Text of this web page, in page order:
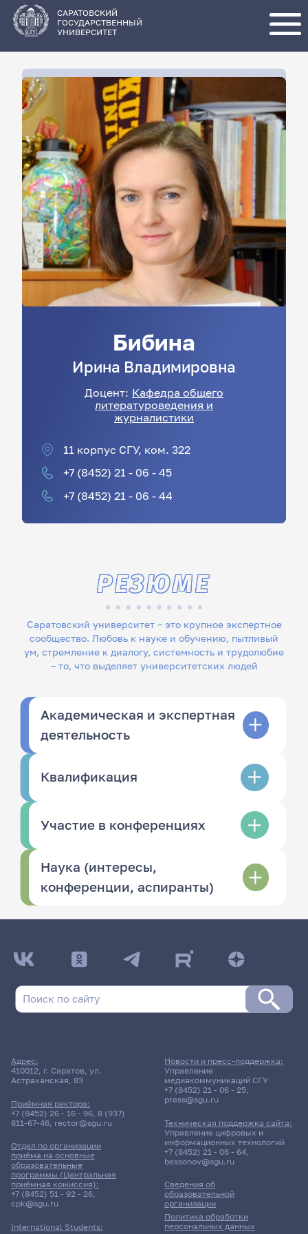
основному
содержанию
САРАТОВСКИЙ
ГОСУДАРСТВЕННЫЙ
УНИВЕРСИТЕТ
Бибина
Ирина Владимировна
Доцент: Кафедра общего
литературоведения и
журналистики
11 корпус СГУ, ком. 322
+7 (8452) 21 - 06 - 45
+7 (8452) 21 - 06 - 44
Саратовский университет – это крупное экспертное
сообщество. Любовь к науке и обучению, пытливый
ум, стремление к диалогу, системность и трудолюбие
– то, что выделяет университетских людей
РЕЗЮМЕ
Академическая и экспертная
деятельность
Квалификация
Участие в конференциях
Наука (интересы,
конференции, аспиранты)
Адрес:
410012, г. Саратов, ул.
Астраханская, 83
Приёмная ректора:
+7 (8452) 26 - 16 - 96, 8 (937)
811-67-46, rector@sgu.ru
Отдел по организации
приёма на основные
образовательные
программы (Центральная
приёмная комиссия):
+7 (8452) 51 - 92 - 26,
cpk@sgu.ru
International Students:
Сведения об
образовательной
организации
Политика обработки
персональных данных
Новости и пресс-поддержка:
Управление
медиакоммуникаций СГУ
+7 (8452) 21 - 06 - 25,
press@sgu.ru
Техническая поддержка сайта:
Управление цифровых и
информационных технологий
+7 (8452) 21 - 06 - 64,
bessonov@sgu.ru